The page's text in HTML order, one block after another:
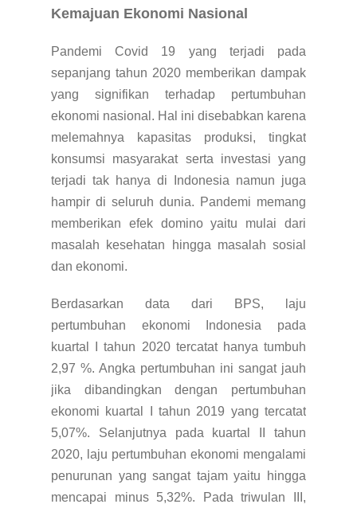
Kemajuan Ekonomi Nasional
Pandemi Covid 19 yang terjadi pada
sepanjang tahun 2020 memberikan dampak
yang signifikan terhadap pertumbuhan
ekonomi nasional. Hal ini disebabkan karena
melemahnya kapasitas produksi, tingkat
konsumsi masyarakat serta investasi yang
terjadi tak hanya di Indonesia namun juga
hampir di seluruh dunia. Pandemi memang
memberikan efek domino yaitu mulai dari
masalah kesehatan hingga masalah sosial
dan ekonomi.
Berdasarkan data dari BPS, laju
pertumbuhan ekonomi Indonesia pada
kuartal I tahun 2020 tercatat hanya tumbuh
2,97 %. Angka pertumbuhan ini sangat jauh
jika dibandingkan dengan pertumbuhan
ekonomi kuartal I tahun 2019 yang tercatat
5,07%. Selanjutnya pada kuartal II tahun
2020, laju pertumbuhan ekonomi mengalami
penurunan yang sangat tajam yaitu hingga
mencapai minus 5,32%. Pada triwulan III,